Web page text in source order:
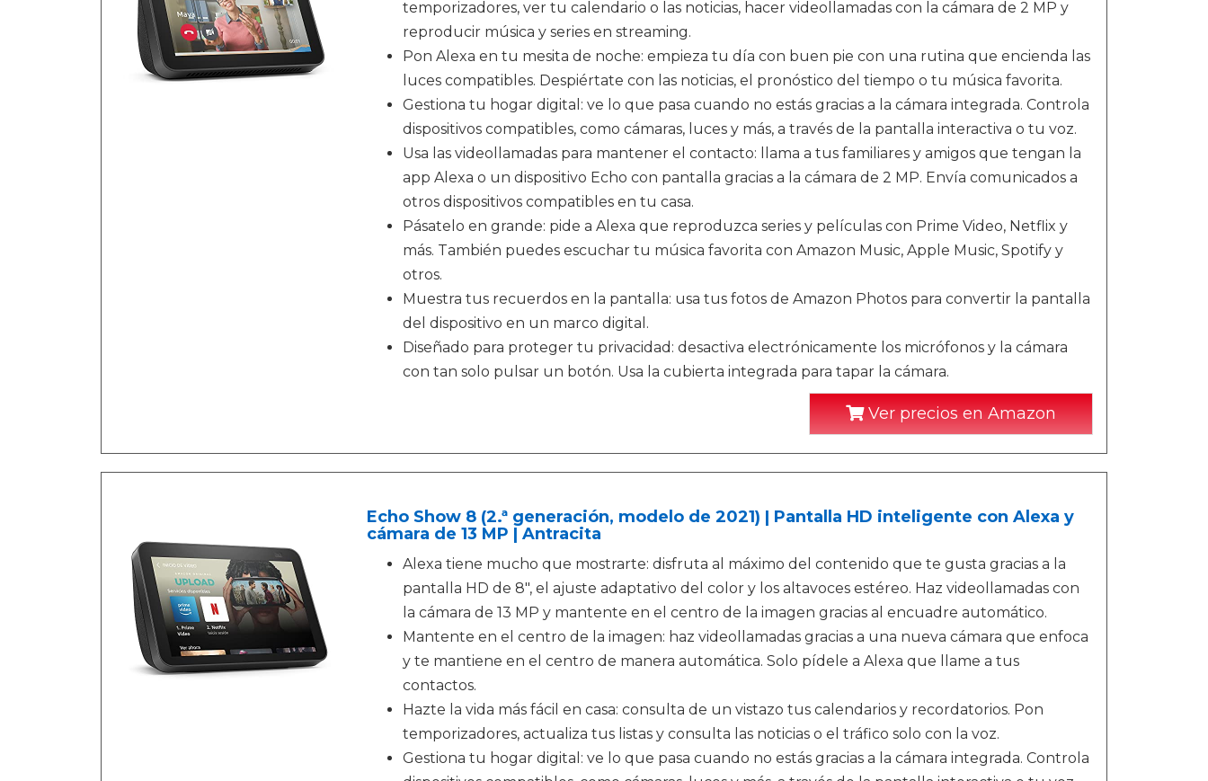
temporizadores, ver tu calendario o las noticias, hacer videollamadas con la cámara de 2 MP y
reproducir música y series en streaming.
Pon Alexa en tu mesita de noche: empieza tu día con buen pie con una rutina que encienda las
luces compatibles. Despiértate con las noticias, el pronóstico del tiempo o tu música favorita.
Gestiona tu hogar digital: ve lo que pasa cuando no estás gracias a la cámara integrada. Controla
dispositivos compatibles, como cámaras, luces y más, a través de la pantalla interactiva o tu voz.
Usa las videollamadas para mantener el contacto: llama a tus familiares y amigos que tengan la
app Alexa o un dispositivo Echo con pantalla gracias a la cámara de 2 MP. Envía comunicados a
otros dispositivos compatibles en tu casa.
Pásatelo en grande: pide a Alexa que reproduzca series y películas con Prime Video, Netflix y
más. También puedes escuchar tu música favorita con Amazon Music, Apple Music, Spotify y
otros.
Muestra tus recuerdos en la pantalla: usa tus fotos de Amazon Photos para convertir la pantalla
del dispositivo en un marco digital.
Diseñado para proteger tu privacidad: desactiva electrónicamente los micrófonos y la cámara
con tan solo pulsar un botón. Usa la cubierta integrada para tapar la cámara.
Ver precios en Amazon
Echo Show 8 (2.ª generación, modelo de 2021) | Pantalla HD inteligente con Alexa y
cámara de 13 MP | Antracita
Alexa tiene mucho que mostrarte: disfruta al máximo del contenido que te gusta gracias a la
pantalla HD de 8", el ajuste adaptativo del color y los altavoces estéreo. Haz videollamadas con
la cámara de 13 MP y mantente en el centro de la imagen gracias al encuadre automático.
Mantente en el centro de la imagen: haz videollamadas gracias a una nueva cámara que enfoca
y te mantiene en el centro de manera automática. Solo pídele a Alexa que llame a tus
contactos.
Hazte la vida más fácil en casa: consulta de un vistazo tus calendarios y recordatorios. Pon
temporizadores, actualiza tus listas y consulta las noticias o el tráfico solo con la voz.
Gestiona tu hogar digital: ve lo que pasa cuando no estás gracias a la cámara integrada. Controla